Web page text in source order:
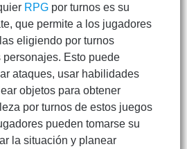
RPG por turnos es su
que permite a los jugadores
eligiendo por turnos
Esto puede
ataques, usar habilidades
objetos para obtener
por turnos de estos juegos
pueden tomarse su
la situación y planear